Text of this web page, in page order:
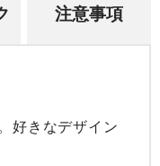
注意事項
好きなデザイン